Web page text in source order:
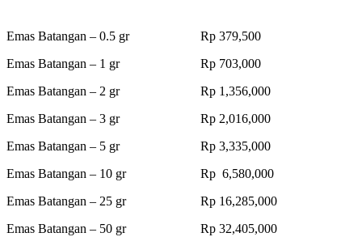
Emas Batangan – 0.5 gr Rp 379,500
Emas Batangan – 1 gr Rp 703,000
Emas Batangan – 2 gr Rp 1,356,000
Emas Batangan – 3 gr Rp 2,016,000
Emas Batangan – 5 gr Rp 3,335,000
Emas Batangan – 10 gr Rp 6,580,000
Emas Batangan – 25 gr Rp 16,285,000
Emas Batangan – 50 gr Rp 32,405,000